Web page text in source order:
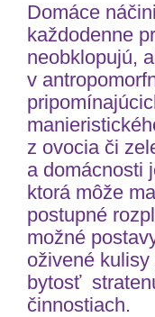
Domáce
každodenne
neobklopujú,
v
z ovocia či
a domácnosti
ktorá môže
postupné
možné
oživené
bytosť
činnostiach.